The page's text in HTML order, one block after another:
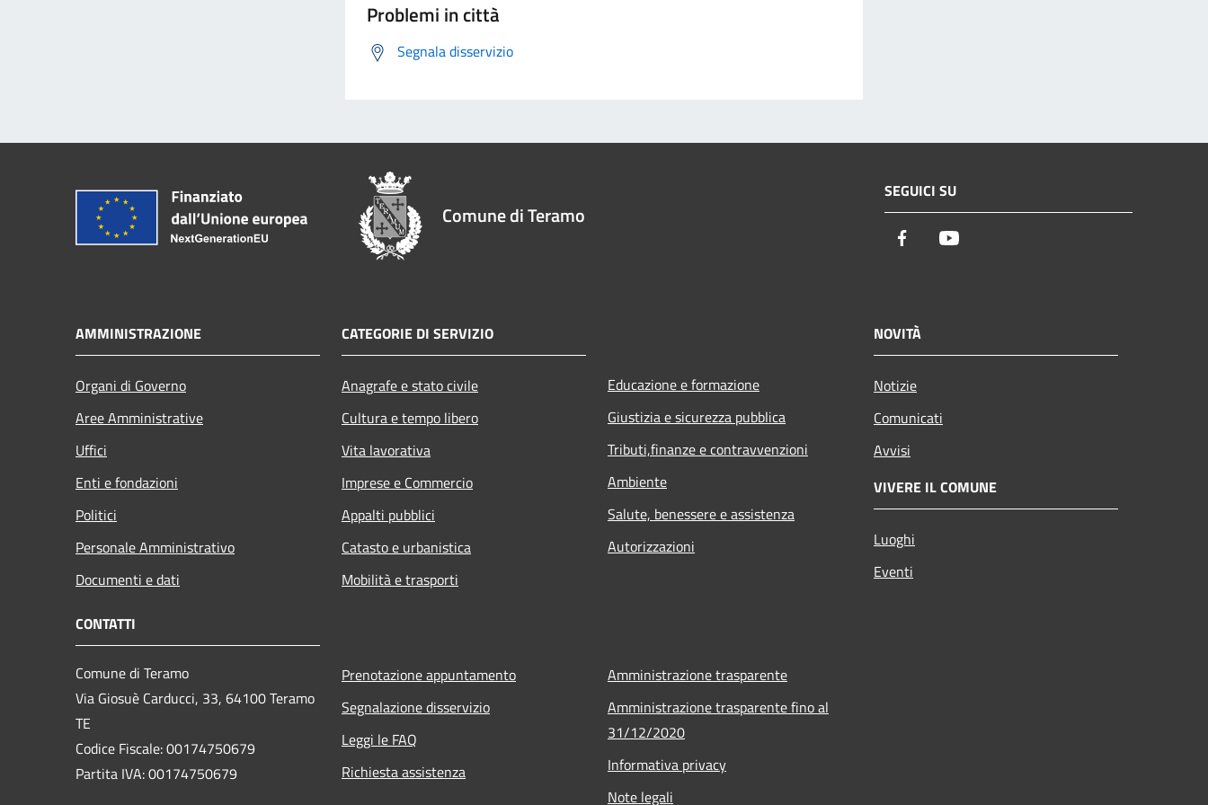
Problemi in città
Segnala disservizio
Comune di Teramo
SEGUICI SU
Facebook
AMMINISTRAZIONE
Organi di Governo
Aree Amministrative
Uffici
Enti e fondazioni
Politici
Personale Amministrativo
Documenti e dati
CATEGORIE DI SERVIZIO
Anagrafe e stato civile
Cultura e tempo libero
Vita lavorativa
Imprese e Commercio
Appalti pubblici
Catasto e urbanistica
Mobilità e trasporti
Educazione e formazione
Giustizia e sicurezza pubblica
Tributi,finanze e contravvenzioni
Ambiente
Salute, benessere e assistenza
Autorizzazioni
NOVITÀ
Notizie
Comunicati
Avvisi
VIVERE IL COMUNE
Luoghi
Eventi
CONTATTI
Comune di Teramo
Via Giosuè Carducci, 33, 64100 Teramo
TE
Codice Fiscale: 00174750679
Partita IVA: 00174750679
Prenotazione appuntamento
Segnalazione disservizio
Leggi le FAQ
Richiesta assistenza
Amministrazione trasparente
Amministrazione trasparente fino al
31/12/2020
Informativa privacy
Note legali